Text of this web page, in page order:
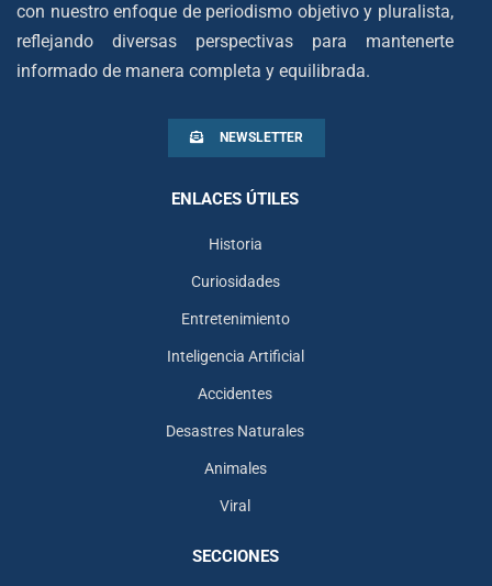
con nuestro enfoque de periodismo objetivo y pluralista,
reflejando diversas perspectivas para mantenerte
informado de manera completa y equilibrada.
NEWSLETTER
ENLACES ÚTILES
Historia
Curiosidades
Entretenimiento
Inteligencia Artificial
Accidentes
Desastres Naturales
Animales
Viral
SECCIONES